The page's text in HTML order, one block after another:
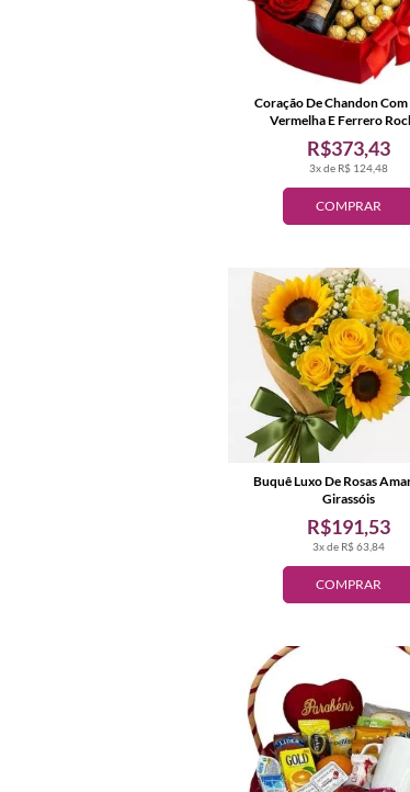
COMPRAR
3x de R$ 124,48
R$373,43
Coração De Chandon Com
Vermelha E Ferrero
COMPRAR
3x de R$ 63,84
R$191,53
Buquê Luxo De Rosas
Girassóis